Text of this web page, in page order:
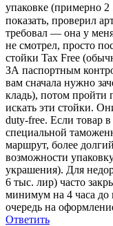
упаковке (примерно
показать, проверил
требовал — она у
не смотрел, просто
стойки Tax Free
ЗА паспортным
вам сначала нужно
кладь), потом пройти
искать эти стойки.
duty-free. Если товар
специальной
маршрут, более
возможности
украшения). Для
6 тыс. лир) часто
минимум на 4 часа до
очередь на
Ответить